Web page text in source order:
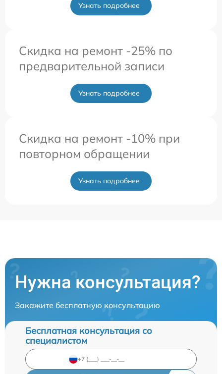
Узнать подробнее
Скидка на ремонт -25% по
предварительной записи
Узнать подробнее
Скидка на ремонт -10% при
повторном обращении
Узнать подробнее
Нужна консультация?
Закажите бесплатную консультацию
Бесплатная консультация со
специалистом